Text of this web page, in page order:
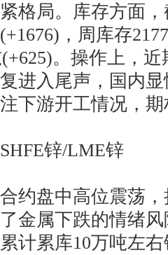
格局。库存方面
，周库存
。操作上，
进入尾声，国内
下游开工情况，
锌/LME锌
盘中高位震荡，
金属下跌的情绪
计累库10万吨左